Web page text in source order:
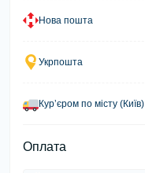
Нова пошта
Укрпошта
Курʼєром по місту (Київ)
Оплата